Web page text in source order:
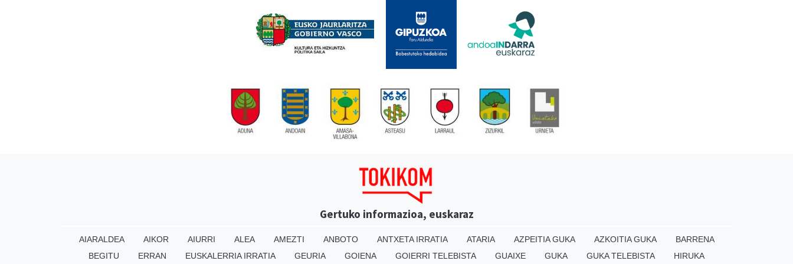
Gertuko informazioa, euskaraz
AIARALDEA AIKOR AIURRI ALEA AMEZTI ANBOTO ANTXETA IRRATIA ATARIA AZPEITIA GUKA AZKOITIA GUKA
BARRENA
BEGITU
ERRAN EUSKALERRIA IRRATIA GEURIA GOIENA GOIERRI TELEBISTA GUAIXE GUKA GUKA TELEBISTA HIRUKA